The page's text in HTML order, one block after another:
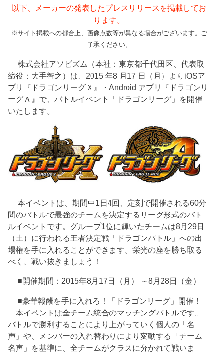
以下、メーカーの発表したプレスリリースを掲載してお
ります。
※サイト掲載への都合上、画像点数等が異なる場合がございます。ご
了承ください。
株式会社アソビズム（本社：東京都千代田区、代表取
締役：大手智之）は、2015 年8 月17 日（月）よりiOSア
プリ『ドラゴンリーグＸ』・Android アプリ『ドラゴンリ
ーグＡ』で、バトルイベント「ドラゴンリーグ」を開催
いたします。
本イベントは、期間中1日4回、定刻で開催される60分
間のバトルで最強のチームを決定するリーグ形式のバト
ルイベントです。グループ1位に輝いたチームは8月29日
（土）に行われる王者決定戦「ドラゴンバトル」への出
場権を手に入れることができます。栄光の座を勝ち取る
べく、戦い抜きましょう！
■開催期間：2015年8月17日（月） ～8月28日（金）
■豪華報酬を手に入れろ！「ドラゴンリーグ」開催！
本イベントは全チーム統合のマッチングバトルです。
バトルで勝利することにより上がっていく個人の「名
声」や、メンバーの入れ替わりにより変動する「チーム
名声」を基準に、全チームがクラスに分かれて戦いま